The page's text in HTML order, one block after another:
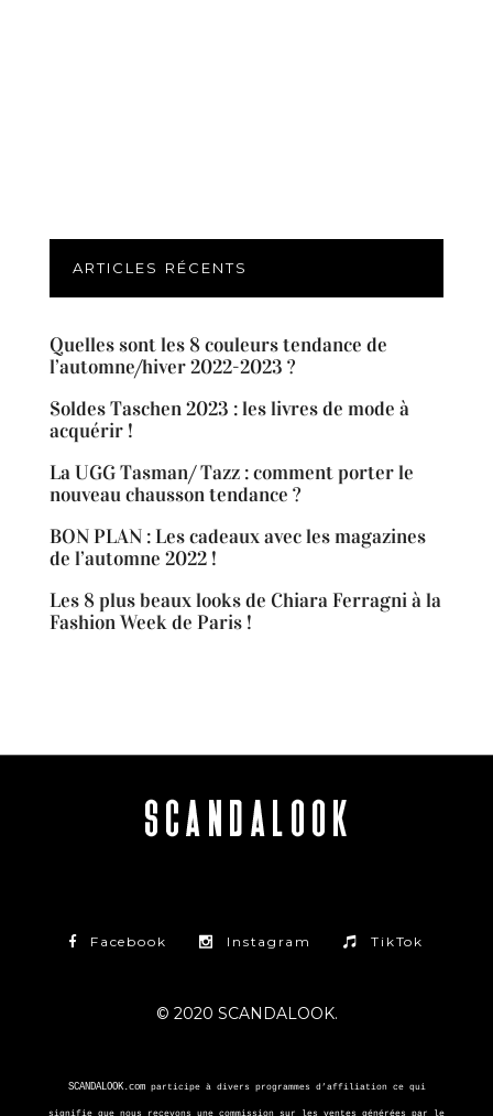
ARTICLES RÉCENTS
Quelles sont les 8 couleurs tendance de
l’automne/hiver 2022-2023 ?
Soldes Taschen 2023 : les livres de mode à
acquérir !
La UGG Tasman/ Tazz : comment porter le
nouveau chausson tendance ?
BON PLAN : Les cadeaux avec les magazines
de l’automne 2022 !
Les 8 plus beaux looks de Chiara Ferragni à la
Fashion Week de Paris !
Facebook Instagram TikTok
© 2020 SCANDALOOK.
SCANDALOOK.comparticipe à divers programmes d’affiliation ce qui
signifie que nous recevons une commission sur les ventes générées par le